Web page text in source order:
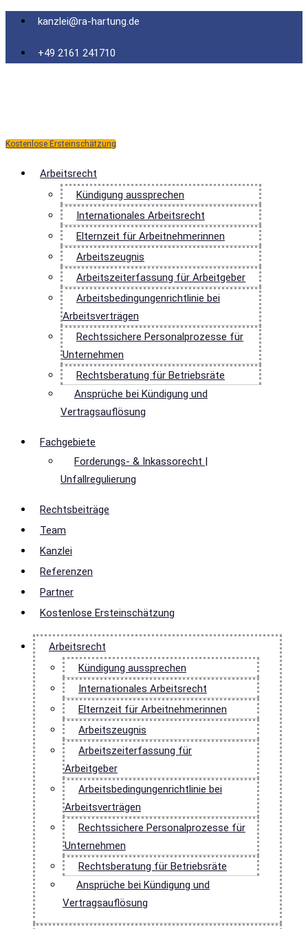
Zum
springen
kanzlei@ra-hartung.de
+49 2161 241710
Kostenlose Ersteinschätzung
Arbeitsrecht
Kündigung aussprechen
Internationales Arbeitsrecht
Elternzeit für Arbeitnehmerinnen
Arbeitszeugnis
Arbeitszeiterfassung für Arbeitgeber
Arbeitsbedingungenrichtlinie bei
Arbeitsverträgen
Rechtssichere Personalprozesse für
Unternehmen
Rechtsberatung für Betriebsräte
Ansprüche bei Kündigung und
Vertragsauflösung
Fachgebiete
Forderungs- & Inkassorecht |
Unfallregulierung
Rechtsbeiträge
Team
Kanzlei
Referenzen
Partner
Kostenlose Ersteinschätzung
Arbeitsrecht
Kündigung aussprechen
Internationales Arbeitsrecht
Elternzeit für Arbeitnehmerinnen
Arbeitszeugnis
Arbeitszeiterfassung für
Arbeitgeber
Arbeitsbedingungenrichtlinie bei
Arbeitsverträgen
Rechtssichere Personalprozesse für
Unternehmen
Rechtsberatung für Betriebsräte
Ansprüche bei Kündigung und
Vertragsauflösung